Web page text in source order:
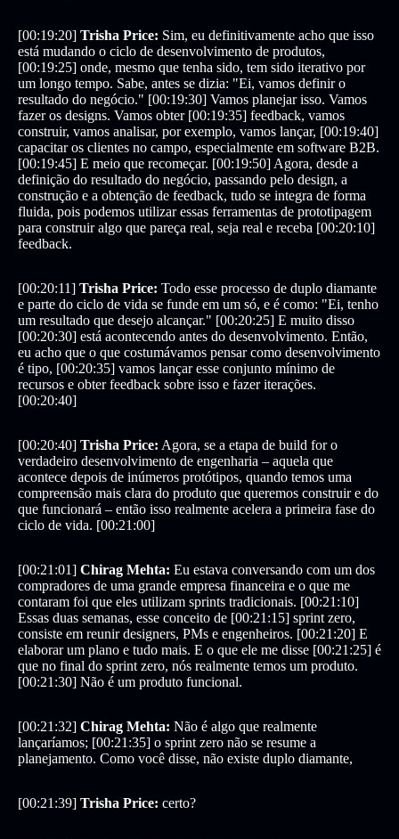
[00:19:20] Trisha Price: Sim, eu definitivamente acho que isso
está mudando o ciclo de desenvolvimento de produtos,
[00:19:25] onde, mesmo que tenha sido, tem sido iterativo por
um longo tempo. Sabe, antes se dizia: "Ei, vamos definir o
resultado do negócio." [00:19:30] Vamos planejar isso. Vamos
fazer os designs. Vamos obter [00:19:35] feedback, vamos
construir, vamos analisar, por exemplo, vamos lançar, [00:19:40]
capacitar os clientes no campo, especialmente em software B2B.
[00:19:45] E meio que recomeçar. [00:19:50] Agora, desde a
definição do resultado do negócio, passando pelo design, a
construção e a obtenção de feedback, tudo se integra de forma
fluida, pois podemos utilizar essas ferramentas de prototipagem
para construir algo que pareça real, seja real e receba [00:20:10]
feedback.
[00:20:11] Trisha Price: Todo esse processo de duplo diamante
e parte do ciclo de vida se funde em um só, e é como: "Ei, tenho
um resultado que desejo alcançar." [00:20:25] E muito disso
[00:20:30] está acontecendo antes do desenvolvimento. Então,
eu acho que o que costumávamos pensar como desenvolvimento
é tipo, [00:20:35] vamos lançar esse conjunto mínimo de
recursos e obter feedback sobre isso e fazer iterações.
[00:20:40]
[00:20:40] Trisha Price: Agora, se a etapa de build for o
verdadeiro desenvolvimento de engenharia – aquela que
acontece depois de inúmeros protótipos, quando temos uma
compreensão mais clara do produto que queremos construir e do
que funcionará – então isso realmente acelera a primeira fase do
ciclo de vida. [00:21:00]
[00:21:01] Chirag Mehta: Eu estava conversando com um dos
compradores de uma grande empresa financeira e o que me
contaram foi que eles utilizam sprints tradicionais. [00:21:10]
Essas duas semanas, esse conceito de [00:21:15] sprint zero,
consiste em reunir designers, PMs e engenheiros. [00:21:20] E
elaborar um plano e tudo mais. E o que ele me disse [00:21:25] é
que no final do sprint zero, nós realmente temos um produto.
[00:21:30] Não é um produto funcional.
[00:21:32] Chirag Mehta: Não é algo que realmente
lançaríamos; [00:21:35] o sprint zero não se resume a
planejamento. Como você disse, não existe duplo diamante,
[00:21:39] Trisha Price: certo?